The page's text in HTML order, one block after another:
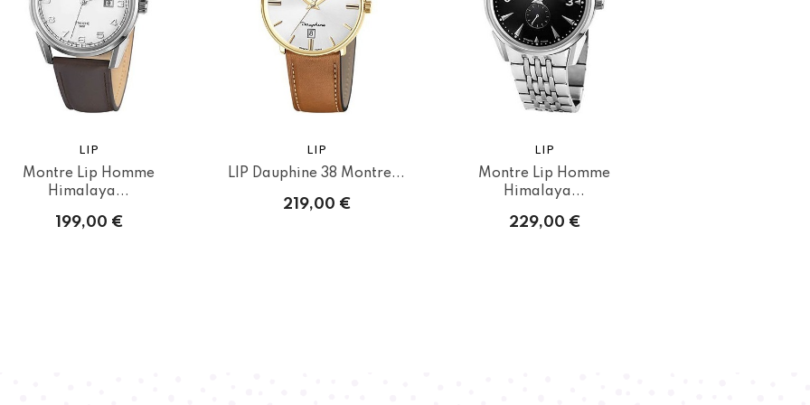
LIP
Montre Lip Homme
Himalaya...
199,00 €
LIP
LIP Dauphine 38 Montre...
219,00 €
LIP
Montre Lip Homme
Himalaya...
229,00 €